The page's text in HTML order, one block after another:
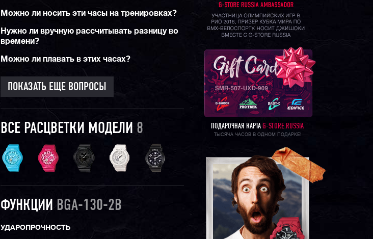
Можно ли носить эти часы на тренировках?
Нужно ли вручную рассчитывать разницу во
времени?
Можно ли плавать в этих часах?
ПОКАЗАТЬ ЕЩЕ ВОПРОСЫ
ВСЕ РАСЦВЕТКИ МОДЕЛИ 8
ФУНКЦИИ BGA-130-2B
УДАРОПРОЧНОСТЬ
ПОДАРОЧНАЯ КАРТА G-STORE RUSSIA
ТЫСЯЧА ЧАСОВ В ОДНОМ ПОДАРКЕ!